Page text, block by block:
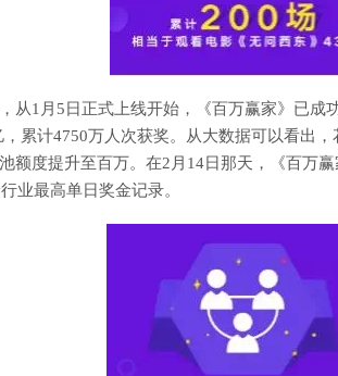
从1月5日正式上线开始，《百万赢家》已成
累计4750万人次获奖。从大数据可以看出
额度提升至百万。在2月14日那天，《百万
业最高单日奖金记录。